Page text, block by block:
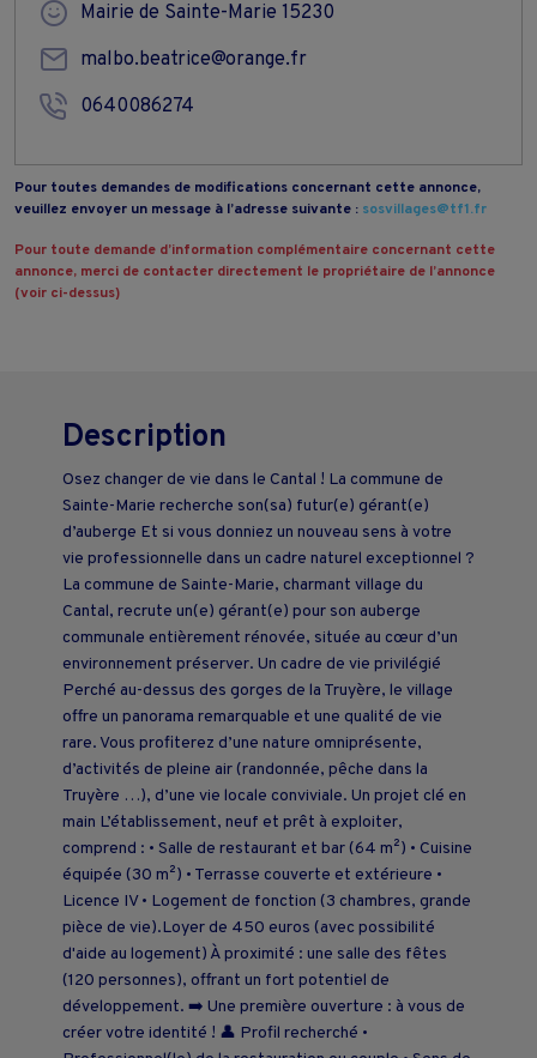
Mairie de Sainte-Marie 15230
malbo.beatrice@orange.fr
0640086274
Pour toutes demandes de modifications concernant cette annonce,
veuillez envoyer un message à l’adresse suivante : sosvillages@tf1.fr
Pour toute demande d’information complémentaire concernant cette
annonce, merci de contacter directement le propriétaire de l’annonce
(voir ci-dessus)
Description
Osez changer de vie dans le Cantal ! La commune de
Sainte-Marie recherche son(sa) futur(e) gérant(e)
d’auberge Et si vous donniez un nouveau sens à votre
vie professionnelle dans un cadre naturel exceptionnel ?
La commune de Sainte-Marie, charmant village du
Cantal, recrute un(e) gérant(e) pour son auberge
communale entièrement rénovée, située au cœur d’un
environnement préserver. Un cadre de vie privilégié
Perché au-dessus des gorges de la Truyère, le village
offre un panorama remarquable et une qualité de vie
rare. Vous profiterez d’une nature omniprésente,
d’activités de pleine air (randonnée, pêche dans la
Truyère …), d’une vie locale conviviale. Un projet clé en
main L’établissement, neuf et prêt à exploiter,
comprend : • Salle de restaurant et bar (64 m²) • Cuisine
équipée (30 m²) • Terrasse couverte et extérieure •
Licence IV • Logement de fonction (3 chambres, grande
pièce de vie).Loyer de 450 euros (avec possibilité
d'aide au logement) À proximité : une salle des fêtes
(120 personnes), offrant un fort potentiel de
développement. ➡️ Une première ouverture : à vous de
créer votre identité ! 👤 Profil recherché •